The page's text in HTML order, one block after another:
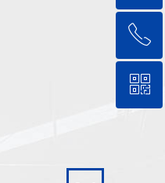
回到顶部
ꂅ
18757088830
ꀥ